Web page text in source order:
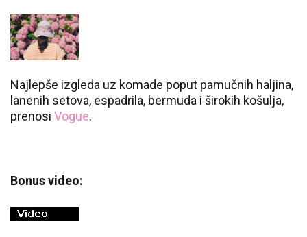
Najlepše izgleda uz komade poput pamučnih haljina,
lanenih setova, espadrila, bermuda i širokih košulja,
prenosi Vogue.
Bonus video: